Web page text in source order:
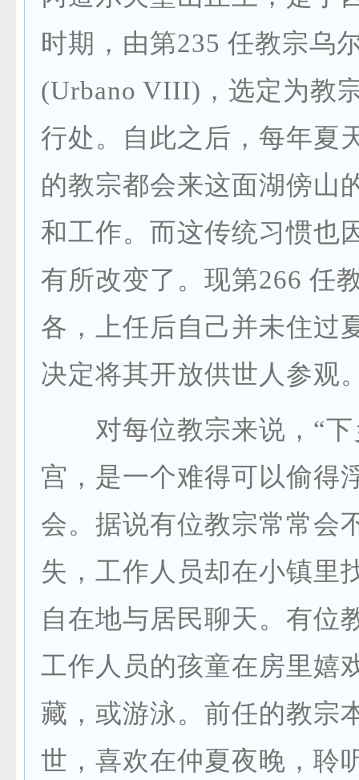
时期，由第235 任教宗乌
(Urbano VIII)，选定为教
行处。自此之后，每年夏
的教宗都会来这面湖傍山
和工作。而这传统习惯也
有所改变了。现第266 任
各，上任后自己并未住过
决定将其开放供世人参观
对每位教宗来说，“下
宫，是一个难得可以偷得
会。据说有位教宗常常会
失，工作人员却在小镇里
自在地与居民聊天。有位
工作人员的孩童在房里嬉
藏，或游泳。前任的教宗
世，喜欢在仲夏夜晚，聆